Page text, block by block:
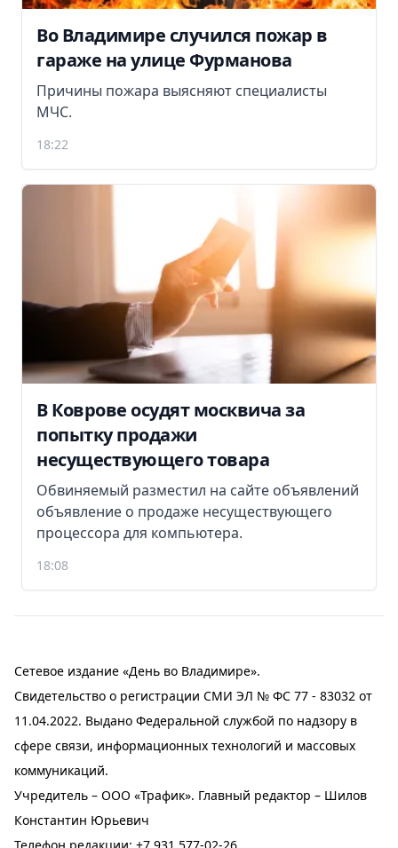
Во Владимире случился пожар в
гараже на улице Фурманова
Причины пожара выясняют специалисты
МЧС.
18:22
В Коврове осудят москвича за
попытку продажи
несуществующего товара
Обвиняемый разместил на сайте объявлений
объявление о продаже несуществующего
процессора для компьютера.
18:08
Сетевое издание «День во Владимире».
Свидетельство о регистрации СМИ ЭЛ № ФС 77 - 83032 от
11.04.2022. Выдано Федеральной службой по надзору в
сфере связи, информационных технологий и массовых
коммуникаций.
Учредитель – ООО «Трафик». Главный редактор – Шилов
Константин Юрьевич